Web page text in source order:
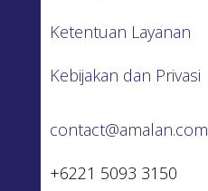
Ketentuan Layanan
Kebijakan dan Privasi
contact@amalan.com
+6221 5093 3150